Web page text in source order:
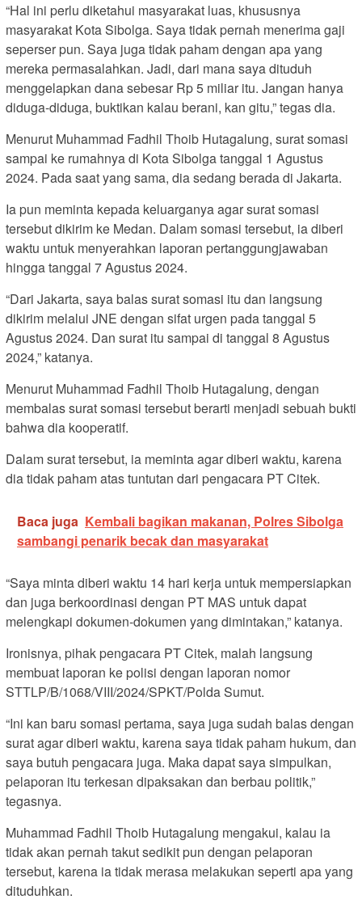
“Hal ini perlu diketahui masyarakat luas, khususnya
masyarakat Kota Sibolga. Saya tidak pernah menerima gaji
seperser pun. Saya juga tidak paham dengan apa yang
mereka permasalahkan. Jadi, dari mana saya dituduh
menggelapkan dana sebesar Rp 5 miliar itu. Jangan hanya
diduga-diduga, buktikan kalau berani, kan gitu,” tegas dia.
Menurut Muhammad Fadhil Thoib Hutagalung, surat somasi
sampai ke rumahnya di Kota Sibolga tanggal 1 Agustus
2024. Pada saat yang sama, dia sedang berada di Jakarta.
Ia pun meminta kepada keluarganya agar surat somasi
tersebut dikirim ke Medan. Dalam somasi tersebut, ia diberi
waktu untuk menyerahkan laporan pertanggungjawaban
hingga tanggal 7 Agustus 2024.
“Dari Jakarta, saya balas surat somasi itu dan langsung
dikirim melalui JNE dengan sifat urgen pada tanggal 5
Agustus 2024. Dan surat itu sampai di tanggal 8 Agustus
2024,” katanya.
Menurut Muhammad Fadhil Thoib Hutagalung, dengan
membalas surat somasi tersebut berarti menjadi sebuah bukti
bahwa dia kooperatif.
Dalam surat tersebut, ia meminta agar diberi waktu, karena
dia tidak paham atas tuntutan dari pengacara PT Citek.
Baca juga Kembali bagikan makanan, Polres Sibolga
sambangi penarik becak dan masyarakat
“Saya minta diberi waktu 14 hari kerja untuk mempersiapkan
dan juga berkoordinasi dengan PT MAS untuk dapat
melengkapi dokumen-dokumen yang dimintakan,” katanya.
Ironisnya, pihak pengacara PT Citek, malah langsung
membuat laporan ke polisi dengan laporan nomor
STTLP/B/1068/VIII/2024/SPKT/Polda Sumut.
“Ini kan baru somasi pertama, saya juga sudah balas dengan
surat agar diberi waktu, karena saya tidak paham hukum, dan
saya butuh pengacara juga. Maka dapat saya simpulkan,
pelaporan itu terkesan dipaksakan dan berbau politik,”
tegasnya.
Muhammad Fadhil Thoib Hutagalung mengakui, kalau ia
tidak akan pernah takut sedikit pun dengan pelaporan
tersebut, karena ia tidak merasa melakukan seperti apa yang
dituduhkan.